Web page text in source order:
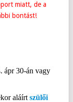
miatt, de a
bontást!
ápr 30-án vagy
aláírt szülői